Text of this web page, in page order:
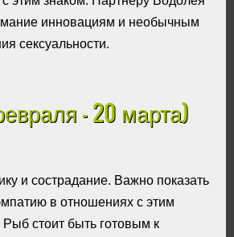
инновациям и необычным
сексуальности.
- 20 марта)
и сострадание. Важно показать
в отношениях с этим
стоит быть готовым к